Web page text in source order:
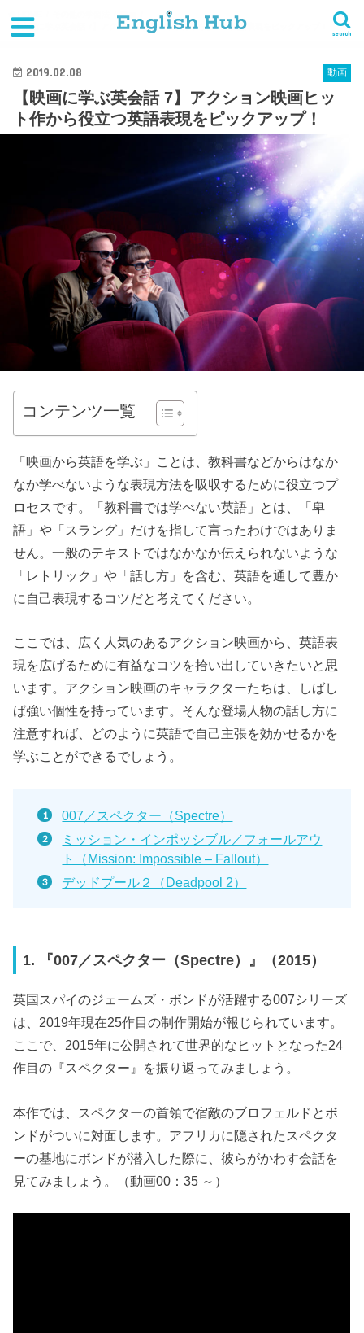
search
動画
【映画に学ぶ英会話 7】アクション映画ヒット作から役立つ英語表現をピックアップ！
動画
2019.02.08
【映画に学ぶ英会話 7】アクション映画ヒッ
ト作から役立つ英語表現をピックアップ！
コンテンツ一覧
「映画から英語を学ぶ」ことは、教科書などからはなか
なか学べないような表現方法を吸収するために役立つプ
ロセスです。「教科書では学べない英語」とは、「卑
語」や「スラング」だけを指して言ったわけではありま
せん。一般のテキストではなかなか伝えられないような
「レトリック」や「話し方」を含む、英語を通して豊か
に自己表現するコツだと考えてください。
ここでは、広く人気のあるアクション映画から、英語表
現を広げるために有益なコツを拾い出していきたいと思
います。アクション映画のキャラクターたちは、しばし
ば強い個性を持っています。そんな登場人物の話し方に
注意すれば、どのように英語で自己主張を効かせるかを
学ぶことができるでしょう。
007／スペクター（Spectre）
ミッション・インポッシブル／フォールアウ
ト（Mission: Impossible – Fallout）
デッドプール２（Deadpool 2）
1. 『007／スペクター（Spectre）』（2015）
英国スパイのジェームズ・ボンドが活躍する007シリーズ
は、2019年現在25作目の制作開始が報じられています。
ここで、2015年に公開されて世界的なヒットとなった24
作目の『スペクター』を振り返ってみましょう。
本作では、スペクターの首領で宿敵のブロフェルドとボ
ンドがついに対面します。アフリカに隠されたスペクタ
ーの基地にボンドが潜入した際に、彼らがかわす会話を
見てみましょう。（動画00：35 ～）